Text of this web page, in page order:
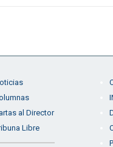
al Director
Libre